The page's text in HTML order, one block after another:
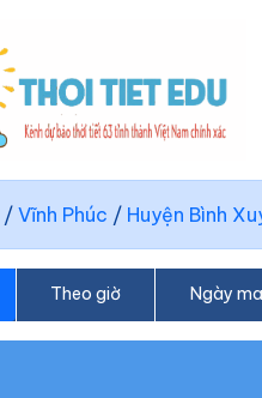
/ Vĩnh Phúc / Huyện Bình
Theo giờ Ngày